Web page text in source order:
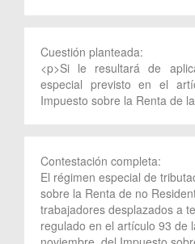
Cuestión planteada:
<p>Si le resultará de
especial previsto en el
Impuesto sobre la Renta de
Contestación completa:
El régimen especial de
sobre la Renta de no
trabajadores desplazados a
regulado en el artículo 93 de